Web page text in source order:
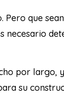
que
necesario
por largo,
su